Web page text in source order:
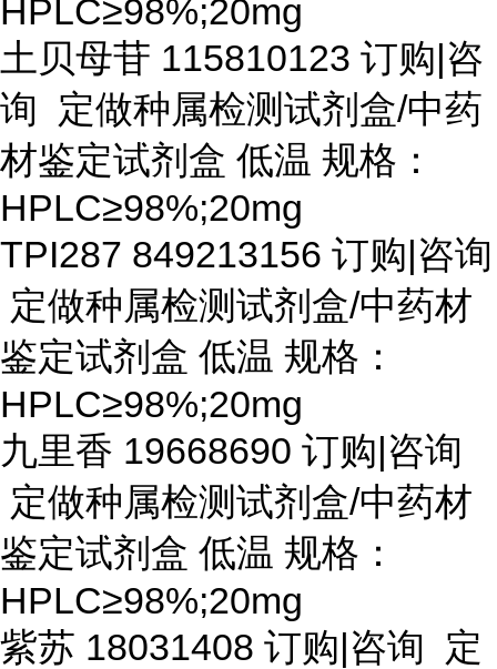
HPLC≥98%;20mg
土贝母苷 115810123 订购|咨
询 定做种属检测试剂盒/中药
材鉴定试剂盒 低温 规格：
HPLC≥98%;20mg
TPI287 849213156 订购|咨询
定做种属检测试剂盒/中药材
鉴定试剂盒 低温 规格：
HPLC≥98%;20mg
九里香 19668690 订购|咨询
定做种属检测试剂盒/中药材
鉴定试剂盒 低温 规格：
HPLC≥98%;20mg
紫苏 18031408 订购|咨询 定